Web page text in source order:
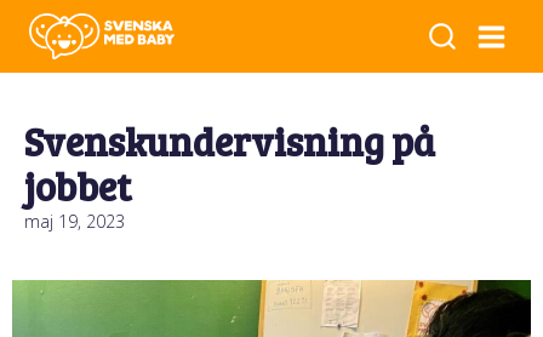
Svenskundervisning på
jobbet
maj 19, 2023